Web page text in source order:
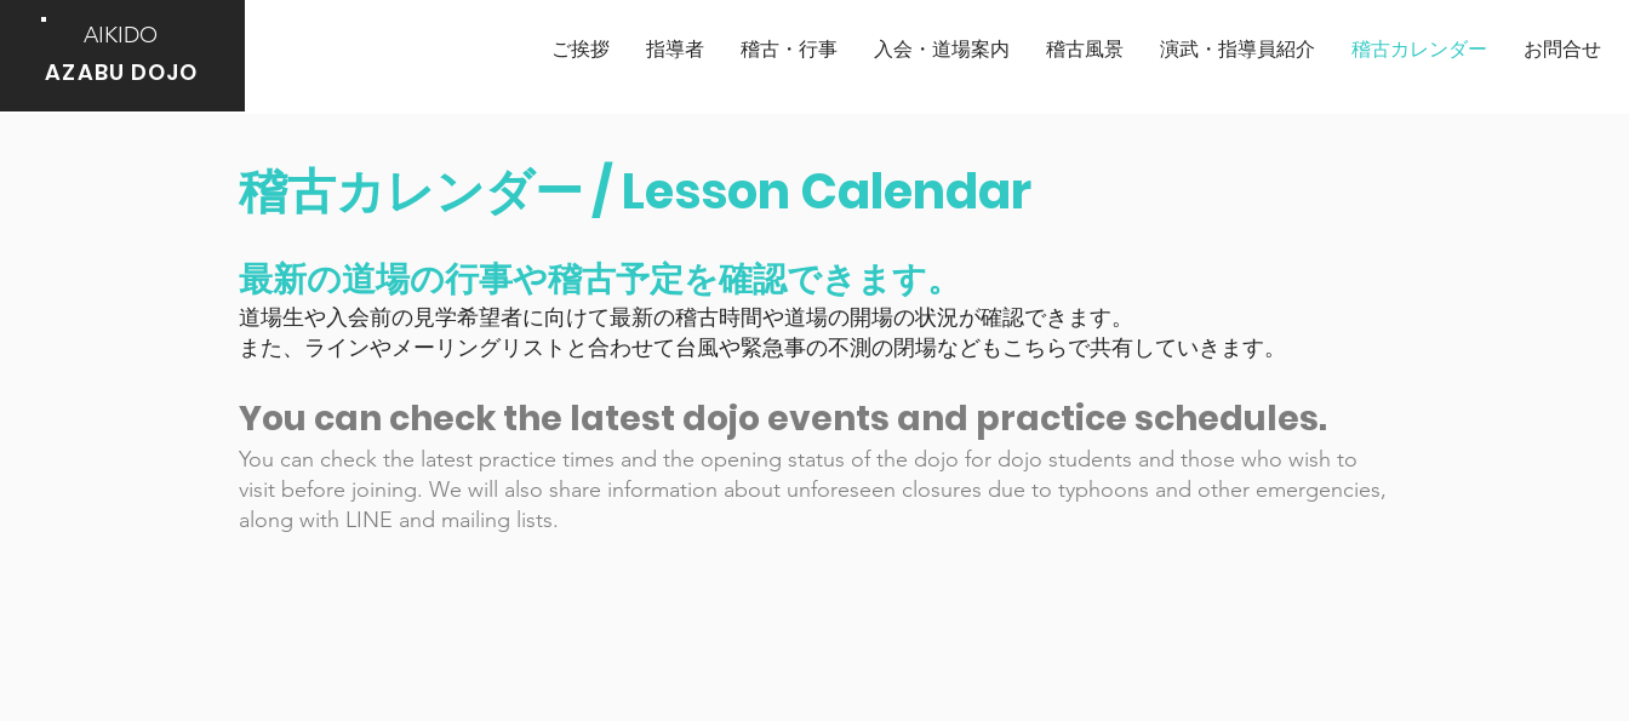
AIKIDO
AZABU DOJO
ご挨拶 指導者 稽古・行事 入会・道場案内 稽古風景 演武・指導員紹介 稽古カレンダー お問合せ
稽古カレンダー / Lesson Calendar
最新の道場の行事や稽古予定を確認できます。
道場生や入会前の見学希望者に向けて最新の稽古時間や道場の開場の状況が確認できます。
また、ラインやメーリングリストと合わせて台風や緊急事の不測の閉場などもこちらで共有していきます。
You can check the latest dojo events and practice schedules.
You can check the latest practice times and the opening status of the dojo for dojo students and those who wish to
visit before joining. We will also share information about unforeseen closures due to typhoons and other emergencies,
along with LINE and mailing lists.